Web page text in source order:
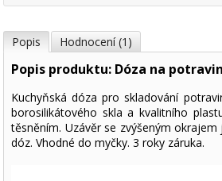
Popis Hodnocení (1)
Popis produktu: Dóza na
Kuchyňská dóza pro skladování
borosilikátového skla a kvalitního
těsněním. Uzávěr se zvýšeným
dóz. Vhodné do myčky. 3 roky záruka.